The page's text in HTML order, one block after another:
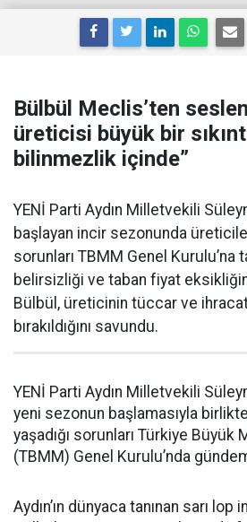
Bülbül Meclis’ten
üreticisi büyük bir
bilinmezlik içinde”
YENİ Parti Aydın Milletvekili
başlayan incir sezonunda
sorunları TBMM Genel Kurulu’na
belirsizliği ve taban fiyat
Bülbül, üreticinin tüccar ve
bırakıldığını savundu.
YENİ Parti Aydın Milletvekili
yeni sezonun başlamasıyla
yaşadığı sorunları Türkiye Büyük
(TBMM) Genel Kurulu’nda
Aydın’ın dünyaca tanınan sarı